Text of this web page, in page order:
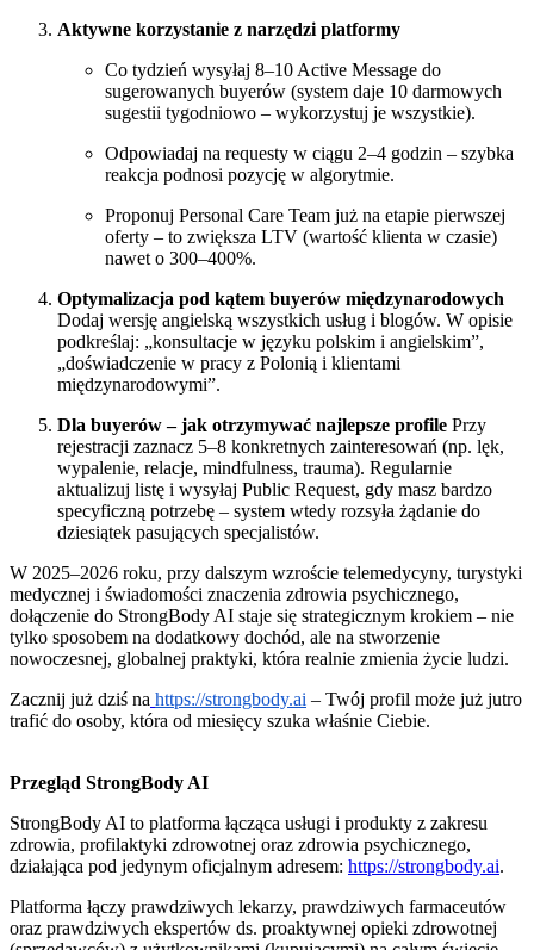
Aktywne korzystanie z narzędzi platformy
Co tydzień wysyłaj 8–10 Active Message do
sugerowanych buyerów (system daje 10 darmowych
sugestii tygodniowo – wykorzystuj je wszystkie).
Odpowiadaj na requesty w ciągu 2–4 godzin – szybka
reakcja podnosi pozycję w algorytmie.
Proponuj Personal Care Team już na etapie pierwszej
oferty – to zwiększa LTV (wartość klienta w czasie)
nawet o 300–400%.
Optymalizacja pod kątem buyerów międzynarodowych
Dodaj wersję angielską wszystkich usług i blogów. W opisie
podkreślaj: „konsultacje w języku polskim i angielskim”,
„doświadczenie w pracy z Polonią i klientami
międzynarodowymi”.
Dla buyerów – jak otrzymywać najlepsze profile Przy
rejestracji zaznacz 5–8 konkretnych zainteresowań (np. lęk,
wypalenie, relacje, mindfulness, trauma). Regularnie
aktualizuj listę i wysyłaj Public Request, gdy masz bardzo
specyficzną potrzebę – system wtedy rozsyła żądanie do
dziesiątek pasujących specjalistów.
W 2025–2026 roku, przy dalszym wzroście telemedycyny, turystyki
medycznej i świadomości znaczenia zdrowia psychicznego,
dołączenie do StrongBody AI staje się strategicznym krokiem – nie
tylko sposobem na dodatkowy dochód, ale na stworzenie
nowoczesnej, globalnej praktyki, która realnie zmienia życie ludzi.
Zacznij już dziś na https://strongbody.ai – Twój profil może już jutro
trafić do osoby, która od miesięcy szuka właśnie Ciebie.
Przegląd StrongBody AI
StrongBody AI to platforma łącząca usługi i produkty z zakresu
zdrowia, profilaktyki zdrowotnej oraz zdrowia psychicznego,
działająca pod jedynym oficjalnym adresem: https://strongbody.ai.
Platforma łączy prawdziwych lekarzy, prawdziwych farmaceutów
oraz prawdziwych ekspertów ds. proaktywnej opieki zdrowotnej